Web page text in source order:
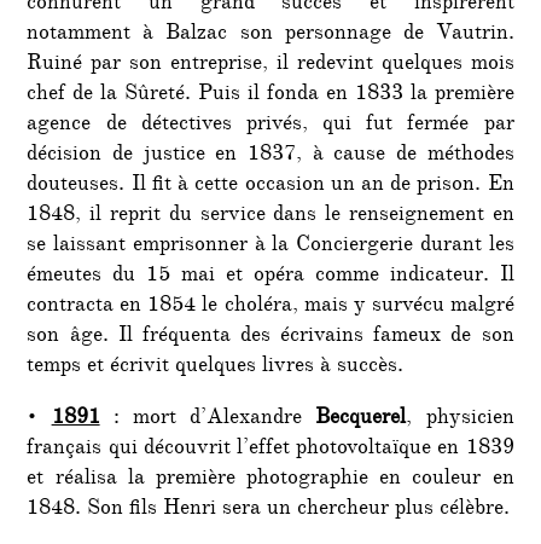
notamment à Balzac son personnage de Vautrin.
Ruiné par son entreprise, il redevint quelques mois
chef de la Sûreté. Puis il fonda en 1833 la première
agence de détectives privés, qui fut fermée par
décision de justice en 1837, à cause de méthodes
douteuses. Il fit à cette occasion un an de prison. En
1848, il reprit du service dans le renseignement en
se laissant emprisonner à la Conciergerie durant les
émeutes du 15 mai et opéra comme indicateur. Il
contracta en 1854 le choléra, mais y survécu malgré
son âge. Il fréquenta des écrivains fameux de son
temps et écrivit quelques livres à succès.
•1891 : mort d’Alexandre Becquerel, physicien
français qui découvrit l’effet photovoltaïque en 1839
et réalisa la première photographie en couleur en
1848. Son fils Henri sera un chercheur plus célèbre.